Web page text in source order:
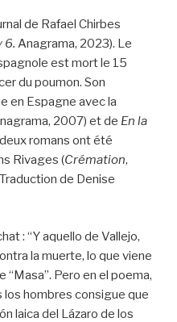
de Rafael Chirbes
6. Anagrama, 2023). Le
est mort le 15
du poumon. Son
en Espagne avec la
2007) et de En la
romans ont été
Rivages (Crémation,
de Denise
: “Y aquello de Vallejo,
la muerte, lo que viene
Pero en el poema,
los hombres consigue que
laica del Lázaro de los